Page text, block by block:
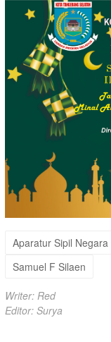
Aparatur Sipil Negara
Samuel F Silaen
Writer: Red
Editor: Surya